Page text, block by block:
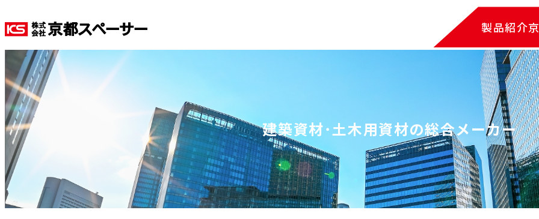
製品紹介
建築資材･土木用資材の総合メーカー